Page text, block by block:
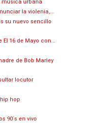
música urbana
la violenia,...
su nuevo sencillo
El 16 de Mayo con...
de Bob Marley
locutor
hop
90´s en vivo